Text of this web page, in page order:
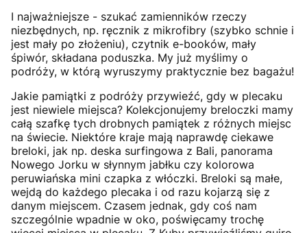
I najważniejsze - szukać zamienników rzeczy
niezbędnych, np. ręcznik z mikrofibry (szybko schnie i
jest mały po złożeniu), czytnik e-booków, mały
śpiwór, składana poduszka. My już myślimy o
podróży, w którą wyruszymy praktycznie bez bagażu!
Jakie pamiątki z podróży przywieźć, gdy w plecaku
jest niewiele miejsca? Kolekcjonujemy breloczki mamy
całą szafkę tych drobnych pamiątek z różnych miejsc
na świecie. Niektóre kraje mają naprawdę ciekawe
breloki, jak np. deska surfingowa z Bali, panorama
Nowego Jorku w słynnym jabłku czy kolorowa
peruwiańska mini czapka z włóczki. Breloki są małe,
wejdą do każdego plecaka i od razu kojarzą się z
danym miejscem. Czasem jednak, gdy coś nam
szczególnie wpadnie w oko, poświęcamy trochę